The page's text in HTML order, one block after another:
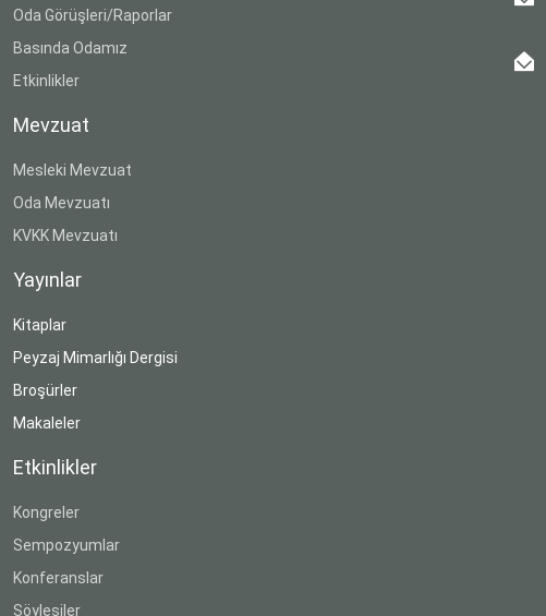
Oda Görüşleri/Raporlar
Basında Odamız
Etkinlikler
Mevzuat
Mesleki Mevzuat
Oda Mevzuatı
KVKK Mevzuatı
Yayınlar
Kitaplar
Peyzaj Mimarlığı Dergisi
Broşürler
Makaleler
Etkinlikler
Kongreler
Sempozyumlar
Konferanslar
Söyleşiler